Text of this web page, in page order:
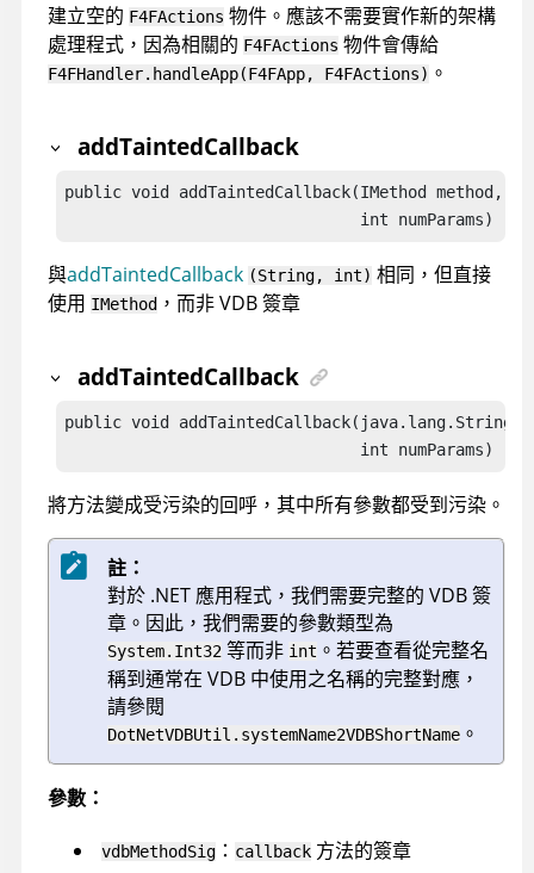
建立空的 F4FActions 物件。應該不需要實作新的架構
處理程式，因為相關的 F4FActions 物件會傳給
F4FHandler.handleApp(F4FApp, F4FActions) 。
addTaintedCallback
public void addTaintedCallback(IMethod method,
                               int numParams)
與addTaintedCallback (String, int) 相同，但直接
使用 IMethod ，而非 VDB 簽章
addTaintedCallback
public void addTaintedCallback(java.lang.String
                               int numParams)
將方法變成受污染的回呼，其中所有參數都受到污染。
註：
對於 .NET 應用程式，我們需要完整的 VDB 簽
章。因此，我們需要的參數類型為
System.Int32 等而非 int 。若要查看從完整名
稱到通常在 VDB 中使用之名稱的完整對應，
請參閱
DotNetVDBUtil.systemName2VDBShortName 。
參數：
vdbMethodSig ： callback 方法的簽章